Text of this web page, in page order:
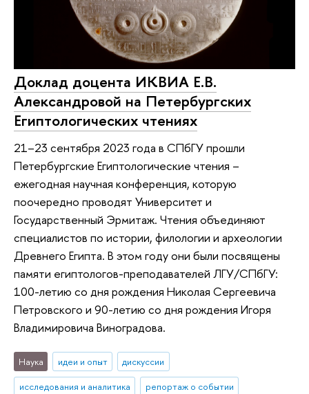
Доклад доцента ИКВИА Е.В.
Александровой на Петербургских
Египтологических чтениях
21–23 сентября 2023 года в СПбГУ прошли
Петербургские Египтологические чтения –
ежегодная научная конференция, которую
поочередно проводят Университет и
Государственный Эрмитаж. Чтения объединяют
специалистов по истории, филологии и археологии
Древнего Египта. В этом году они были посвящены
памяти египтологов-преподавателей ЛГУ/СПбГУ:
100-летию со дня рождения Николая Сергеевича
Петровского и 90-летию со дня рождения Игоря
Владимировича Виноградова.
Наука идеи и опыт
дискуссии
исследования и аналитика
репортаж о событии